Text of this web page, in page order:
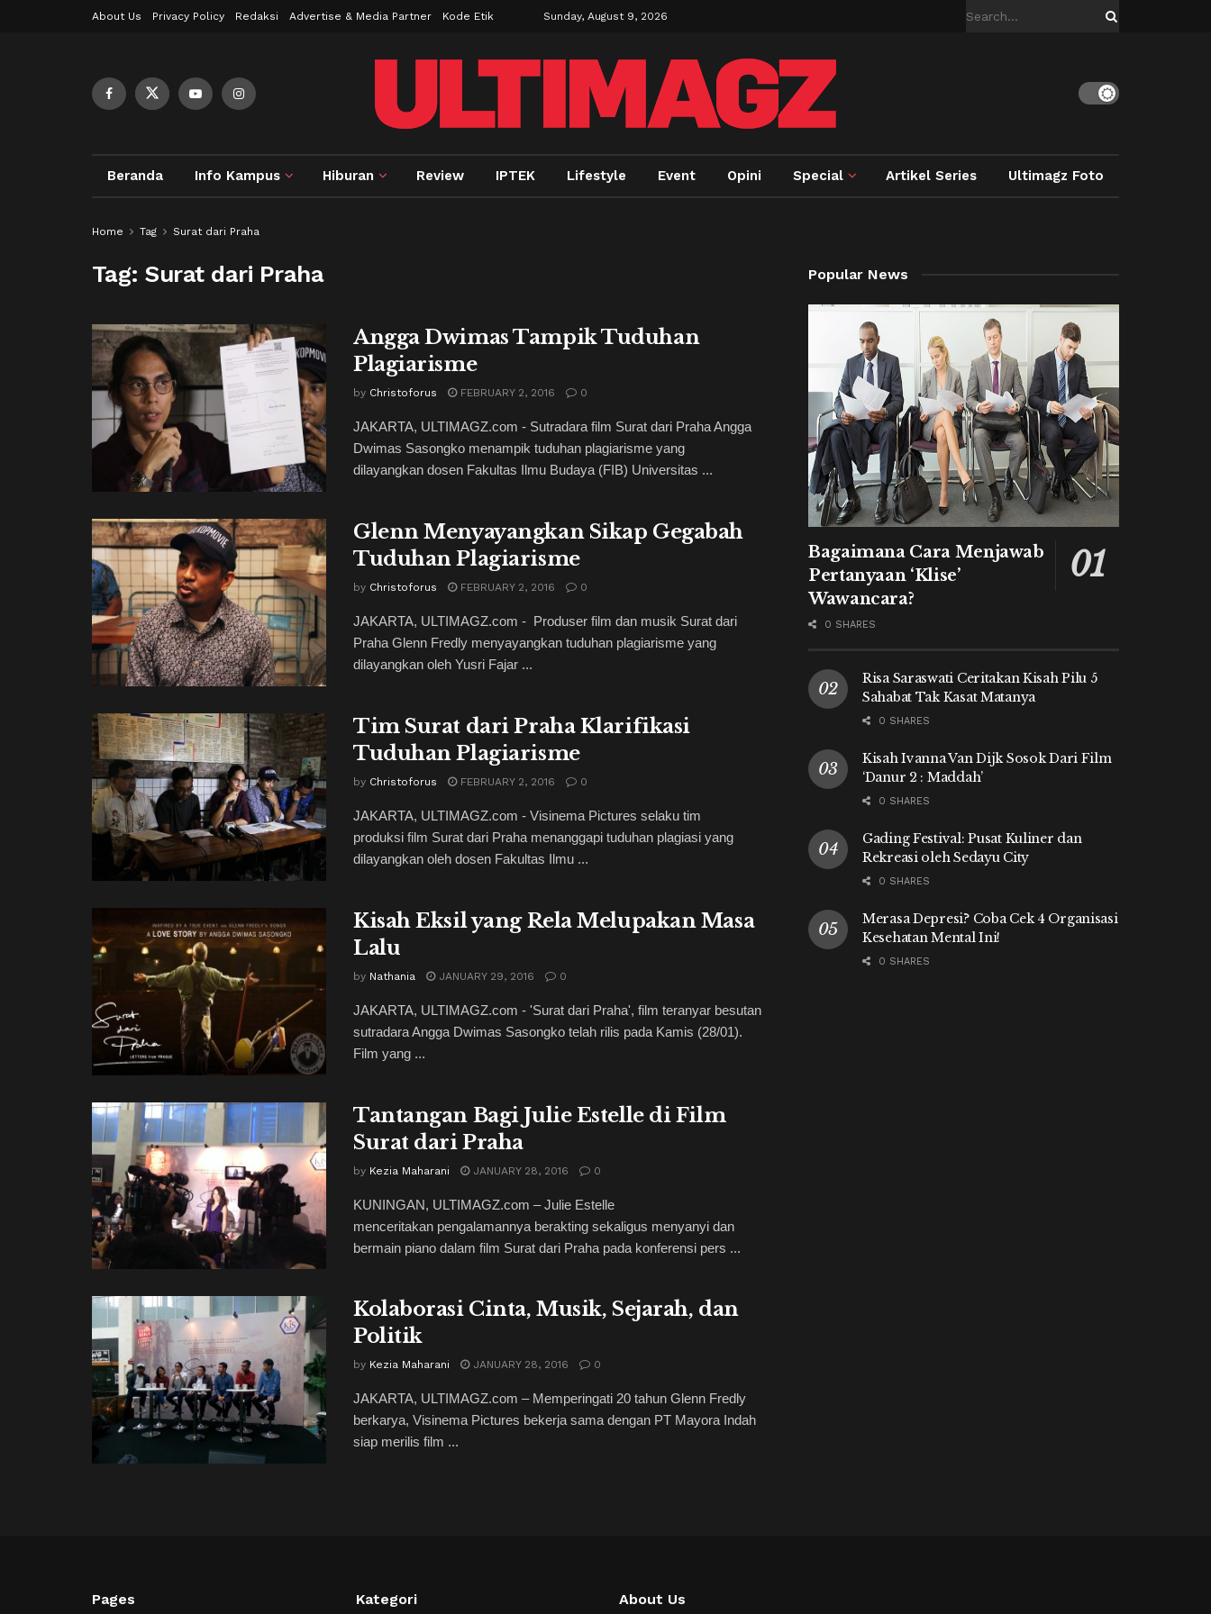
About Us Privacy Policy Redaksi Advertise & Media Partner Kode Etik Sunday, August 9, 2026
Beranda Info Kampus Hiburan Review IPTEK Lifestyle Event Opini Special Artikel Series Ultimagz Foto
Home Tag Surat dari Praha
Tag:Surat dari Praha
Angga Dwimas Tampik Tuduhan
Plagiarisme
by Christoforus FEBRUARY 2, 2016 0
JAKARTA, ULTIMAGZ.com - Sutradara film Surat dari Praha Angga
Dwimas Sasongko menampik tuduhan plagiarisme yang
dilayangkan dosen Fakultas Ilmu Budaya (FIB) Universitas ...
Glenn Menyayangkan Sikap Gegabah
Tuduhan Plagiarisme
by Christoforus FEBRUARY 2, 2016 0
JAKARTA, ULTIMAGZ.com - Produser film dan musik Surat dari
Praha Glenn Fredly menyayangkan tuduhan plagiarisme yang
dilayangkan oleh Yusri Fajar ...
Tim Surat dari Praha Klarifikasi
Tuduhan Plagiarisme
by Christoforus FEBRUARY 2, 2016 0
JAKARTA, ULTIMAGZ.com - Visinema Pictures selaku tim
produksi film Surat dari Praha menanggapi tuduhan plagiasi yang
dilayangkan oleh dosen Fakultas Ilmu ...
Kisah Eksil yang Rela Melupakan Masa
Lalu
by Nathania JANUARY 29, 2016 0
JAKARTA, ULTIMAGZ.com - 'Surat dari Praha', film teranyar besutan
sutradara Angga Dwimas Sasongko telah rilis pada Kamis (28/01).
Film yang ...
Tantangan Bagi Julie Estelle di Film
Surat dari Praha
by Kezia Maharani JANUARY 28, 2016 0
KUNINGAN, ULTIMAGZ.com – Julie Estelle
menceritakan pengalamannya berakting sekaligus menyanyi dan
bermain piano dalam film Surat dari Praha pada konferensi pers ...
Kolaborasi Cinta, Musik, Sejarah, dan
Politik
by Kezia Maharani JANUARY 28, 2016 0
JAKARTA, ULTIMAGZ.com – Memperingati 20 tahun Glenn Fredly
berkarya, Visinema Pictures bekerja sama dengan PT Mayora Indah
siap merilis film ...
Popular News
Bagaimana Cara Menjawab
Pertanyaan ‘Klise’
Wawancara?
0 SHARES
Risa Saraswati Ceritakan Kisah Pilu 5
Sahabat Tak Kasat Matanya
0 SHARES
Kisah Ivanna Van Dijk Sosok Dari Film
‘Danur 2 : Maddah’
0 SHARES
Gading Festival: Pusat Kuliner dan
Rekreasi oleh Sedayu City
0 SHARES
Merasa Depresi? Coba Cek 4 Organisasi
Kesehatan Mental Ini!
0 SHARES
Pages Kategori About Us